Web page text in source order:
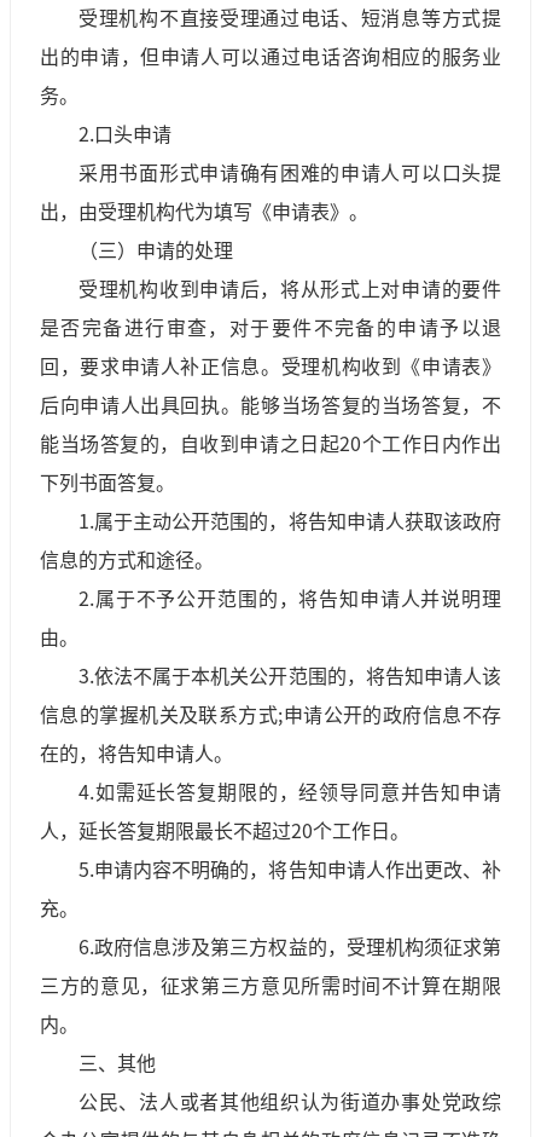
受理机构不直接受理通过电话、短消息等方式提
出的申请，但申请人可以通过电话咨询相应的服务业
务。
2.口头申请
采用书面形式申请确有困难的申请人可以口头提
出，由受理机构代为填写《申请表》。
（三）申请的处理
受理机构收到申请后，将从形式上对申请的要件
是否完备进行审查，对于要件不完备的申请予以退
回，要求申请人补正信息。受理机构收到《申请表》
后向申请人出具回执。能够当场答复的当场答复，不
能当场答复的，自收到申请之日起20个工作日内作出
下列书面答复。
1.属于主动公开范围的，将告知申请人获取该政府
信息的方式和途径。
2.属于不予公开范围的，将告知申请人并说明理
由。
3.依法不属于本机关公开范围的，将告知申请人该
信息的掌握机关及联系方式;申请公开的政府信息不存
在的，将告知申请人。
4.如需延长答复期限的，经领导同意并告知申请
人，延长答复期限最长不超过20个工作日。
5.申请内容不明确的，将告知申请人作出更改、补
充。
6.政府信息涉及第三方权益的，受理机构须征求第
三方的意见，征求第三方意见所需时间不计算在期限
内。
三、其他
公民、法人或者其他组织认为街道办事处党政综